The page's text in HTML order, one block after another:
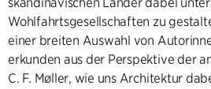
Wohlfahrtsgesellschaften zu
einer breiten Auswahl von
erkunden aus der Perspektive der
C. F. Møller, wie uns Architektur